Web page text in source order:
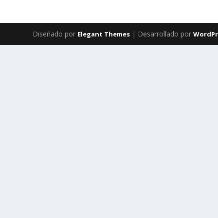
Diseñado por Elegant Themes | Desarrollado por